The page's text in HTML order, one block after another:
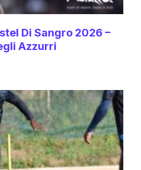
Di Sangro 2026 –
Azzurri